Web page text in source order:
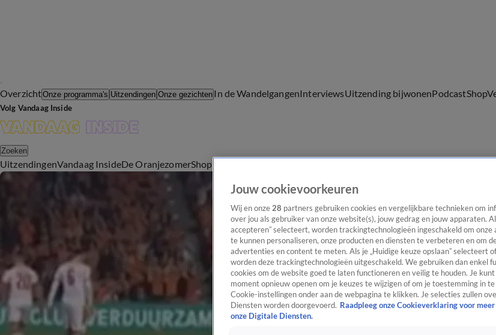
OverzichtOnze programma's Uitzendingen Onze gezichten In de WandelgangenInterviewsUitzending bijwonenPodcastShop
Volg Vandaag Inside
Zoeken
UitzendingenVandaag InsideDe OranjezomerShop
Jouw cookievoorkeuren
Wij en onze 28 partners gebruiken cookies en vergelijkbare technieken om
over jou als gebruiker van onze website(s), jouw gedrag en jouw apparaten.
accepteren” selecteert, worden trackingtechnologieën ingeschakeld om
te kunnen personaliseren, onze producten en diensten te verbeteren en om
advertenties en content te meten. Als je „Huidige keuze opslaan” selecteert
worden deze trackingtechnologieën uitgeschakeld. We gebruiken dan enkel
cookies om de website goed te laten functioneren en veilig te houden. Je
moment opnieuw openen om je keuzes te wijzigen of om je toestemming in
Cookie-instellingen onder aan de webpagina te klikken. Je selecties zullen
Diensten worden doorgevoerd. Raadpleeg onze Cookieverklaring voor
onze Digitale Diensten.